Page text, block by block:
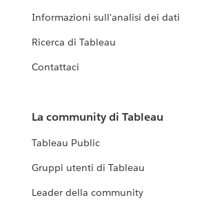
Informazioni sull'analisi dei dati
Ricerca di Tableau
Contattaci
La community di Tableau
Tableau Public
Gruppi utenti di Tableau
Leader della community